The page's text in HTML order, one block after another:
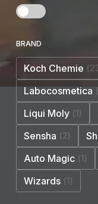
BRAND
Koch Chemie
Labocosmetica
Liqui Moly 1
Sensha 2
Auto Magic 1
Wizards 1